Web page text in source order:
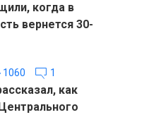
когда в
вернется 30-
1060 1
как